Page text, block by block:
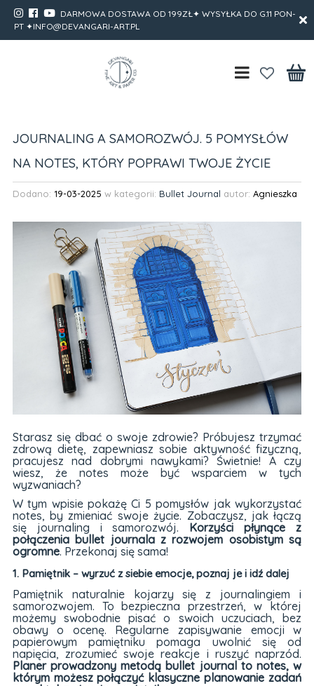
DARMOWA DOSTAWA OD 199ZŁ✦ WYSYŁKA DO G.11 PON-
PT ✦INFO@DEVANGARI-ART.PL
JOURNALING A SAMOROZWÓJ. 5 POMYSŁÓW
NA NOTES, KTÓRY POPRAWI TWOJE ŻYCIE
Dodano: 19-03-2025 w kategorii: Bullet Journal autor: Agnieszka
Starasz się dbać o swoje zdrowie? Próbujesz trzymać
zdrową dietę, zapewniasz sobie aktywność fizyczną,
pracujesz nad dobrymi nawykami? Świetnie! A czy
wiesz, że notes może być wsparciem w tych
wyzwaniach?
W tym wpisie pokażę Ci 5 pomysłów jak wykorzystać
notes, by zmieniać swoje życie. Zobaczysz, jak łączą
się journaling i samorozwój. Korzyści płynące z
połączenia bullet journala z rozwojem osobistym są
ogromne. Przekonaj się sama!
1. Pamiętnik – wyrzuć z siebie emocje, poznaj je i idź dalej
Pamiętnik naturalnie kojarzy się z journalingiem i
samorozwojem. To bezpieczna przestrzeń, w której
możemy swobodnie pisać o swoich uczuciach, bez
obawy o ocenę. Regularne zapisywanie emocji w
papierowym pamiętniku pomaga uwolnić się od
napięcia, zrozumieć swoje reakcje i ruszyć naprzód.
Planer prowadzony metodą bullet journal to notes, w
którym możesz połączyć klasyczne planowanie zadań